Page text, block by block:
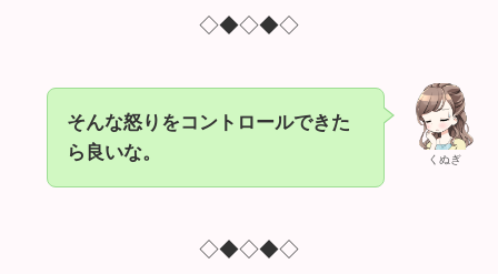
◇◆◇◆◇
くぬぎ
そんな怒りをコントロールできた
ら良いな。
◇◆◇◆◇